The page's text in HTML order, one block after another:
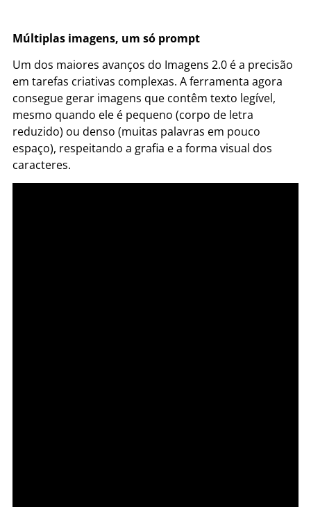
Múltiplas imagens, um só prompt
Um dos maiores avanços do Imagens 2.0 é a precisão
em tarefas criativas complexas. A ferramenta agora
consegue gerar imagens que contêm texto legível,
mesmo quando ele é pequeno (corpo de letra
reduzido) ou denso (muitas palavras em pouco
espaço), respeitando a grafia e a forma visual dos
caracteres.